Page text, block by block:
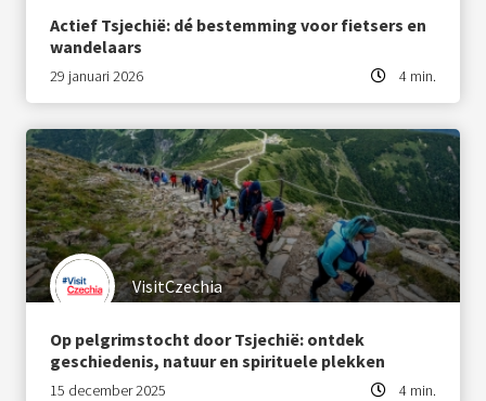
Actief Tsjechië: dé bestemming voor fietsers en
wandelaars
29 januari 2026 4 min.
VisitCzechia
Op pelgrimstocht door Tsjechië: ontdek
geschiedenis, natuur en spirituele plekken
15 december 2025 4 min.